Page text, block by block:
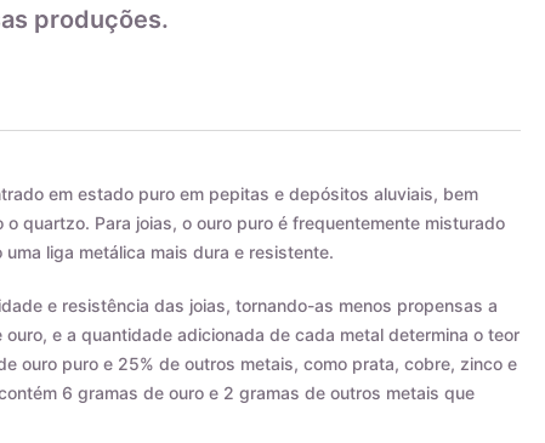
produções.
em estado puro em pepitas e depósitos aluviais, bem
quartzo. Para joias, o ouro puro é frequentemente misturado
liga metálica mais dura e resistente.
e resistência das joias, tornando-as menos propensas a
e a quantidade adicionada de cada metal determina o teor
ouro puro e 25% de outros metais, como prata, cobre, zinco e
6 gramas de ouro e 2 gramas de outros metais que